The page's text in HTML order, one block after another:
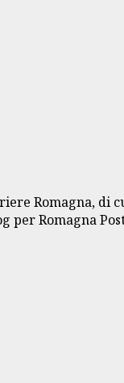
Romagna, di
per Romagna